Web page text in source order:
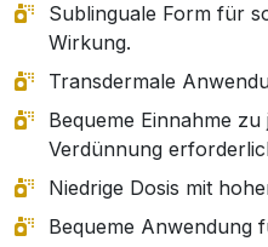
Sublinguale Form für
Wirkung.
Transdermale
Bequeme Einnahme
Verdünnung
Niedrige Dosis mit
Bequeme Anwendung